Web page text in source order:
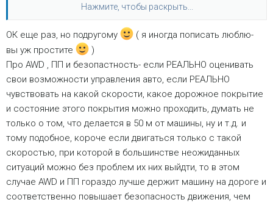
Нажмите, чтобы раскрыть...
непаркетника.
Нажмите, чтобы раскрыть...
ОК еще раз, но подругому
( я иногда пописать люблю-
вы уж простите
)
Про AWD , ПП и безопастность- если РЕАЛЬНО оценивать
свои возможности управления авто, если РЕАЛЬНО
чувствовать на какой скорости, какое дорожное покрытие
и состояние этого покрытия можно проходить, думать не
только о том, что делается в 50 м от машины, ну и т.д. и
тому подобное, короче если двигаться только с такой
скоростью, при которой в большинстве неожиданных
ситуаций можно без проблем их них выйдти, то в этом
случае AWD и ПП гораздо лучше держит машину на дороге и
соответственно повышает безопасность движения, чем